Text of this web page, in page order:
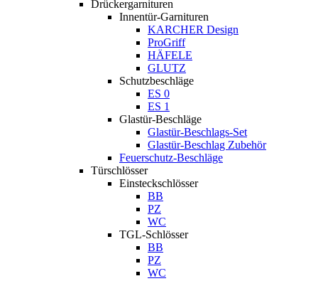
Drückergarnituren
Innentür-Garnituren
KARCHER Design
ProGriff
HÄFELE
GLUTZ
Schutzbeschläge
ES 0
ES 1
Glastür-Beschläge
Glastür-Beschlags-Set
Glastür-Beschlag Zubehör
Feuerschutz-Beschläge
Türschlösser
Einsteckschlösser
BB
PZ
WC
TGL-Schlösser
BB
PZ
WC